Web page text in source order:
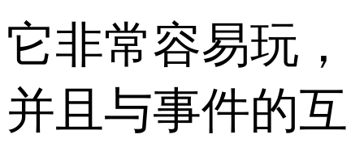
它非常容易玩，
并且与事件的互